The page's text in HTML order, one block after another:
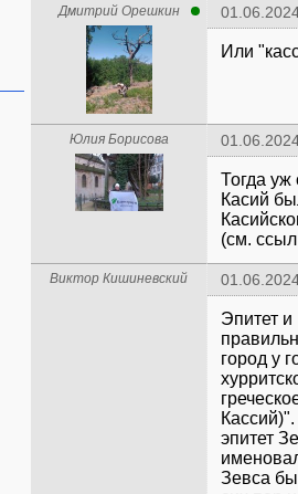
Дмитрий Орешкин
Или
Юлия Борисова
Тогда уж
Касий
(см.
Виктор Кишиневский
Эпитет и
город у
эпитет
Зевса